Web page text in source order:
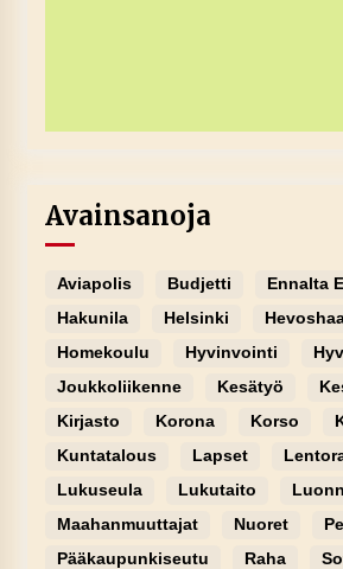
Avainsanoja
Aviapolis Budjetti
Ennalta
Hakunila
Helsinki
Homekoulu
Hyvinvointi
Joukkoliikenne
Kesätyö
Kirjasto
Korona Korso
Kuntatalous
Lapset
Lukuseula
Lukutaito
Maahanmuuttajat
Nuoret
Pääkaupunkiseutu
Raha